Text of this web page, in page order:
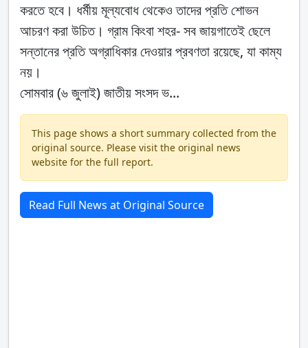
করতে হবে। ধর্মীয় মূল্যবোধ থেকেও তাদের প্রতি শোভন
আচরণ করা উচিত। গ্রাম কিংবা শহর- সব জায়গাতেই ছেলে
সন্তানের প্রতি অগ্রাধিকার দেওয়ার প্রবণতা রয়েছে, যা কাম্য
নয়।
সোমবার (৬ জুলাই) জাতীয় সংসদ ভ...
This page shows a short summary collected from the
original source. Please visit the original news
website for the full report.
Read Full News at Original Source